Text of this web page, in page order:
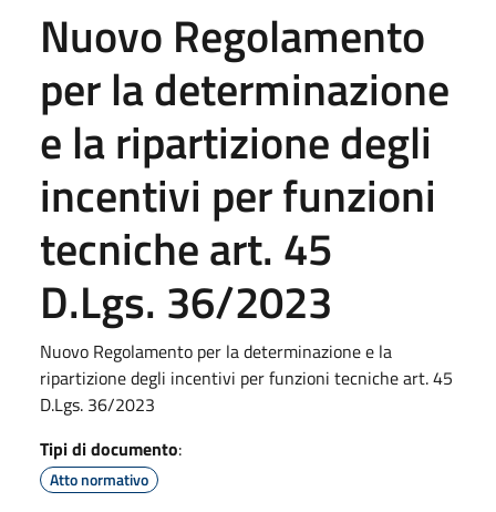
Nuovo Regolamento
per la determinazione
e la ripartizione degli
incentivi per funzioni
tecniche art. 45
D.Lgs. 36/2023
Nuovo Regolamento per la determinazione e la
ripartizione degli incentivi per funzioni tecniche art. 45
D.Lgs. 36/2023
Tipi di documento:
Atto normativo